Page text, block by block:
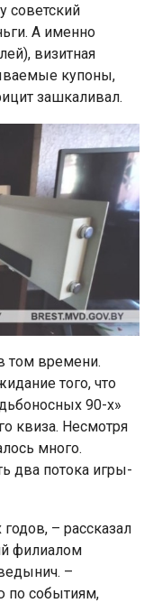
советский
А именно
визитная
купоны,
зашкаливал.
том времени.
того, что
90-х»
квиза. Несмотря
много.
два потока игры-
– рассказал
филиалом
–
по событиям,